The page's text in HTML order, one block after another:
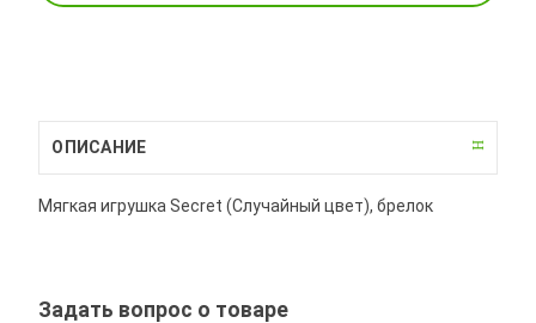
ОПИСАНИЕ
Мягкая игрушка Secret (Случайный цвет), брелок
Задать вопрос о товаре